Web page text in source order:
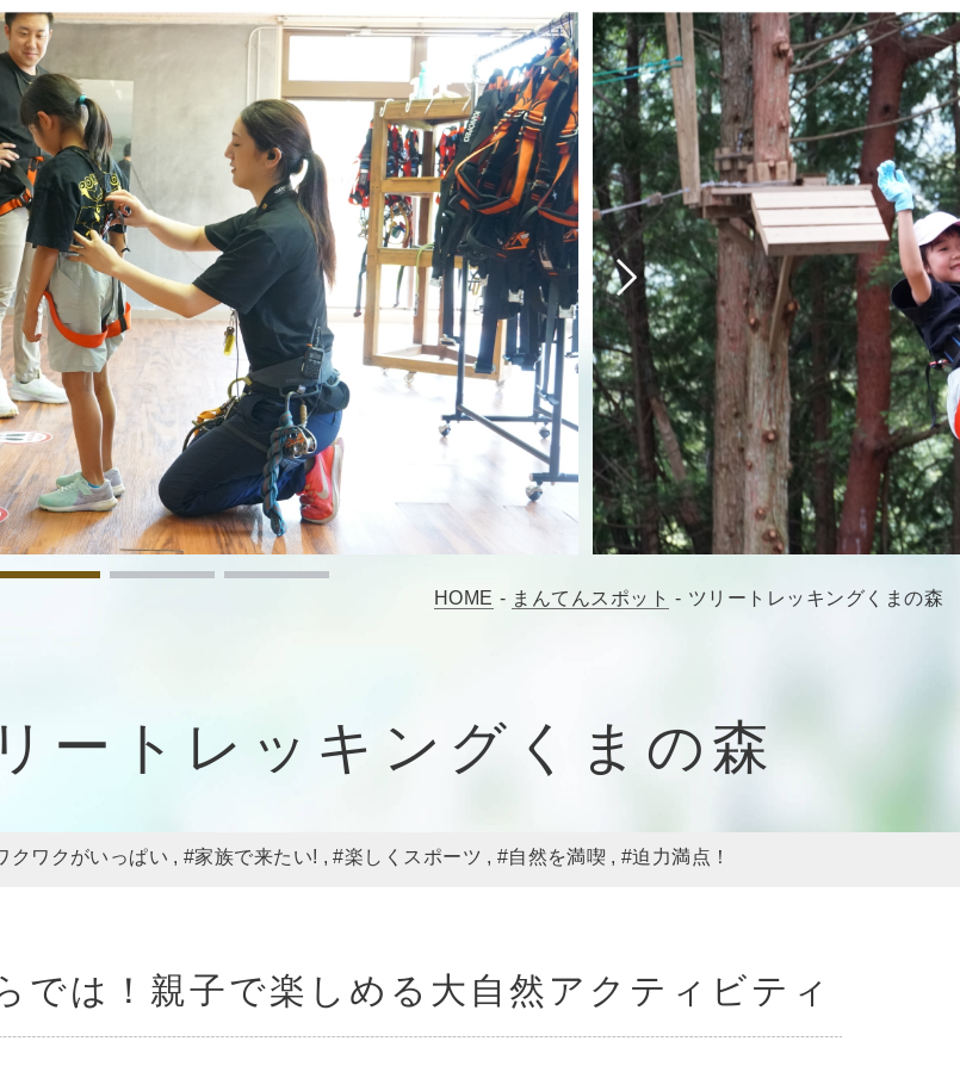
HOME - まんてんスポット - ツリートレッキングくまの森
ートレッキングくまの森
クワクがいっぱい #家族で来たい! #楽しくスポーツ #自然を満喫 #迫力満点！
では！親子で楽しめる大自然アクティビティ